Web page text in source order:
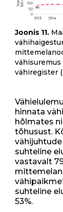
Joonis 11.
vähisuremus
vähiregister
hinnata
hõlmates
tõhusust.
suhteline
vastavalt
suhteline
53%.